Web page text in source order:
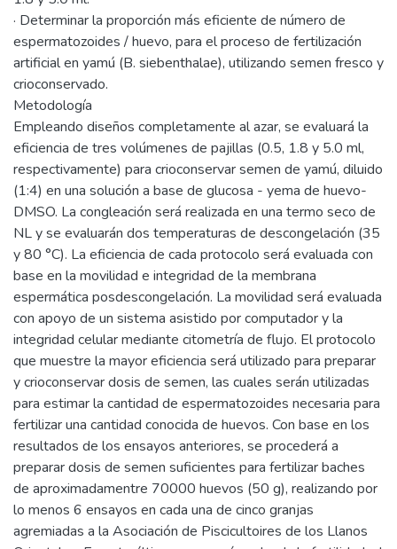
· Determinar la proporción más eficiente de número de
espermatozoides / huevo, para el proceso de fertilización
artificial en yamú (B. siebenthalae), utilizando semen fresco y
crioconservado.
Metodología
Empleando diseños completamente al azar, se evaluará la
eficiencia de tres volúmenes de pajillas (0.5, 1.8 y 5.0 ml,
respectivamente) para crioconservar semen de yamú, diluido
(1:4) en una solución a base de glucosa - yema de huevo-
DMSO. La congleación será realizada en una termo seco de
NL y se evaluarán dos temperaturas de descongelación (35
y 80 °C). La eficiencia de cada protocolo será evaluada con
base en la movilidad e integridad de la membrana
espermática posdescongelación. La movilidad será evaluada
con apoyo de un sistema asistido por computador y la
integridad celular mediante citometría de flujo. El protocolo
que muestre la mayor eficiencia será utilizado para preparar
y crioconservar dosis de semen, las cuales serán utilizadas
para estimar la cantidad de espermatozoides necesaria para
fertilizar una cantidad conocida de huevos. Con base en los
resultados de los ensayos anteriores, se procederá a
preparar dosis de semen suficientes para fertilizar baches
de aproximadamentre 70000 huevos (50 g), realizando por
lo menos 6 ensayos en cada una de cinco granjas
agremiadas a la Asociación de Piscicultoires de los Llanos